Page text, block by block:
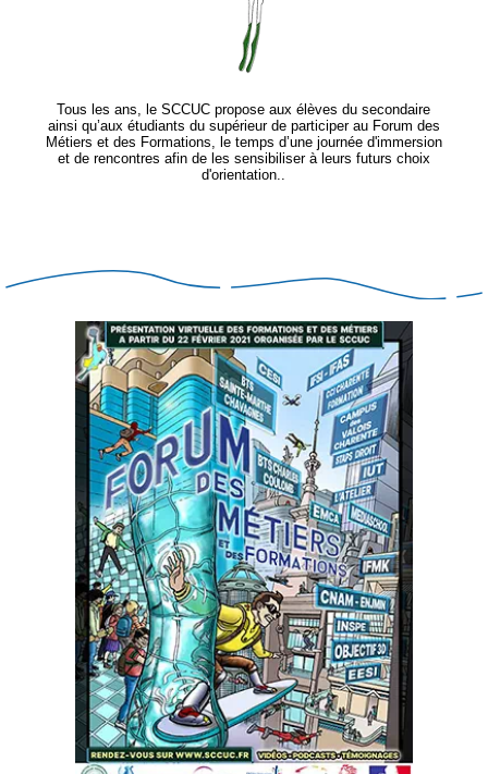
Tous les ans, le SCCUC propose aux élèves du secondaire
ainsi qu’aux étudiants du supérieur de participer au Forum des
Métiers et des Formations, le temps d’une journée d'immersion
et de rencontres afin de les sensibiliser à leurs futurs choix
d'orientation..